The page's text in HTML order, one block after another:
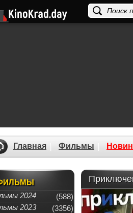
Главная Фильмы
2024
(588)
2023
(3356)